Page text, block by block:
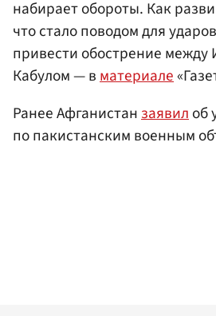
набирает обороты. Как
что стало поводом для
привести обострение между
Кабулом — вматериале
Ранее Афганистанзаявилоб
по пакистанским военным